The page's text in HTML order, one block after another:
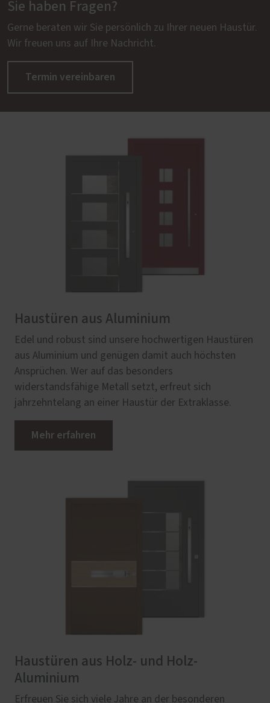
Sie haben Fragen?
Gerne beraten wir Sie persönlich zu Ihrer neuen Haustür.
Wir freuen uns auf Ihre Nachricht.
Termin vereinbaren
Haustüren aus Aluminium
Edel und robust sind unsere hochwertigen Haustüren
aus Aluminium und genügen damit auch höchsten
Ansprüchen. Wer auf das besonders
widerstandsfähige Metall setzt, erfreut sich
jahrzehntelang an einer Haustür der Extraklasse.
Mehr erfahren
Haustüren aus Holz- und Holz-
Aluminium
Erfreuen Sie sich viele Jahre an der besonderen